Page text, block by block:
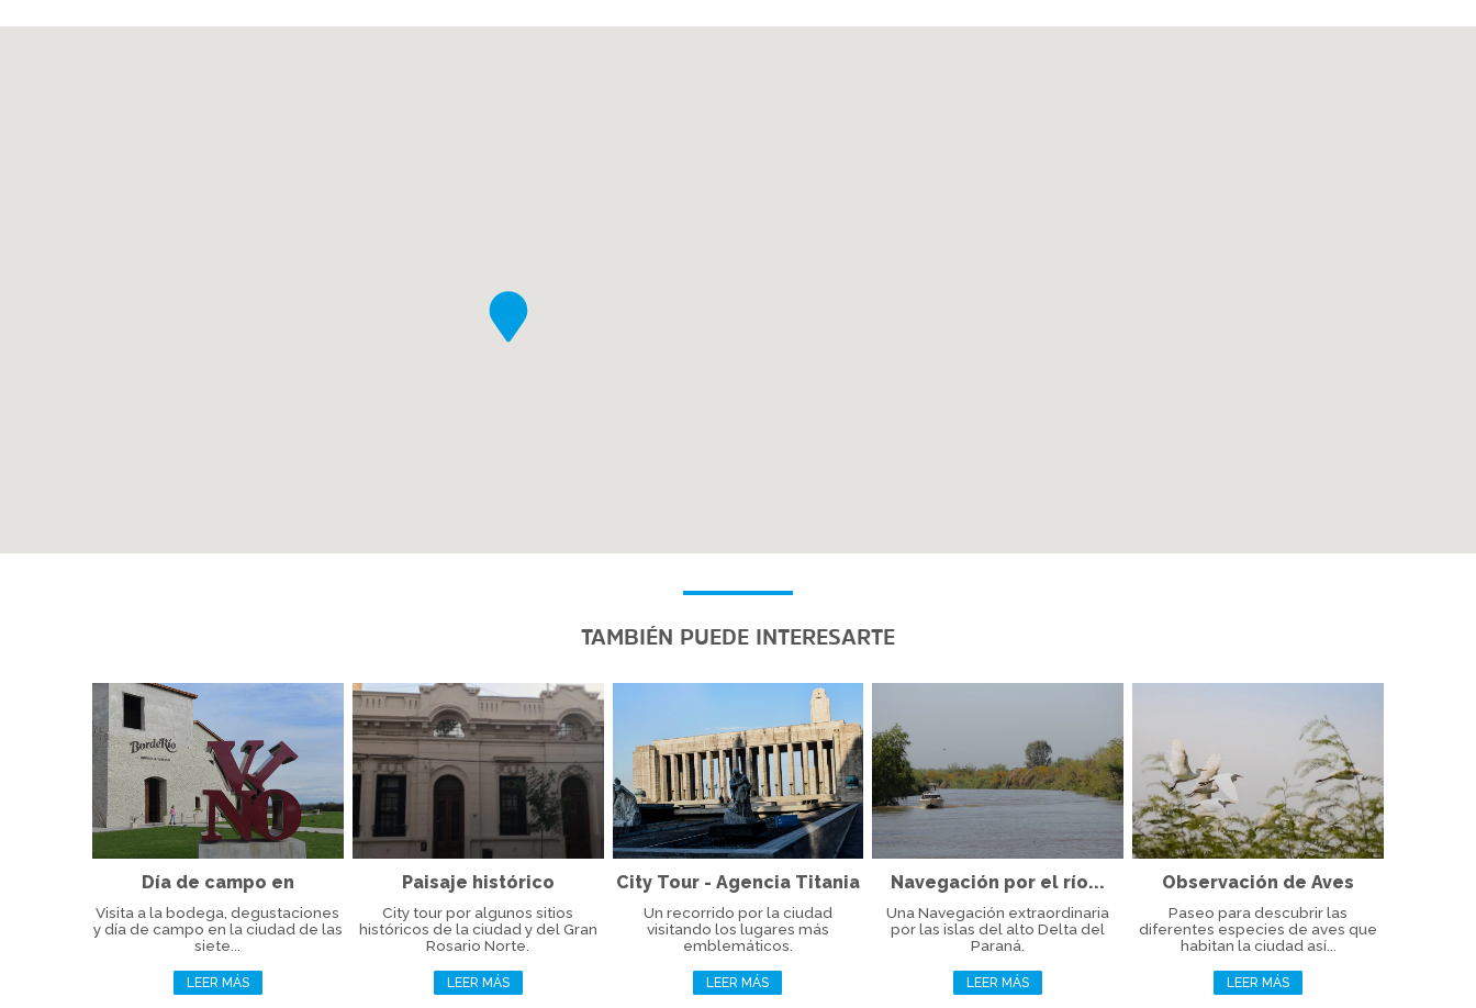
TAMBIÉN PUEDE INTERESARTE
Día de campo en
BordeRío...
Visita a la bodega, degustaciones
y día de campo en la ciudad de las
siete...
LEER MÁS
Paisaje histórico
City tour por algunos sitios
históricos de la ciudad y del Gran
Rosario Norte.
LEER MÁS
City Tour - Agencia Titania
Un recorrido por la ciudad
visitando los lugares más
emblemáticos.
LEER MÁS
Navegación por el río...
Una Navegación extraordinaria
por las islas del alto Delta del
Paraná.
LEER MÁS
Observación de Aves
Paseo para descubrir las
diferentes especies de aves que
habitan la ciudad así...
LEER MÁS